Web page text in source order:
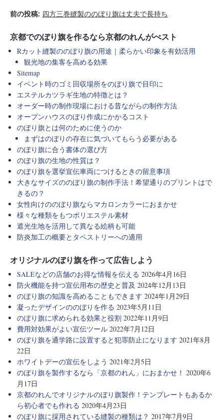
前の投稿: 四方三巻縫製ののぼり旗は丈夫で長持ち
京都でのぼり旗を作るなら京都のれんがべスト
Rカット縫製ののぼり旗の用途｜柔らかい印象を有効活用
観光地の集客を高める効果
Sitemap
イベント時のゴミ回収場所をのぼり旗で目印に
エステルカツラギ生地の特徴とは？
オーダー時の制作現場における昔ながらの制作方法
オープンハウスのぼり作成にかかるコスト
のぼり旗とは何のために使うのか
まずはのぼりの存在に気づいてもらう必要がある
のぼり旗に合う書体の選び方
のぼり旗の生地の性質は？
のぼり旗を選挙宣伝車両につけるときの留意事項
大きなサイズののぼり旗の制作手法！希望通りのプリントはで
きるの？
女性向けののぼり旗ならマカロンカラーにおまかせ
様々な種類をもつポリエステル素材
遮光生地を活用して異なる絵柄も可能
防炎加工の概要とタペストリーへの適用
オリジナルのぼり旗を作って広告しよう
SALEなどの店舗のお得な情報を伝える 2026年4月16日
防火機能を持つ宣伝用布の歴史と普及 2024年12月13日
のぼり旗の知識を高めることもできます 2024年1月29日
凝ったデザインののぼりを作る 2023年5月11日
のぼり旗に求められる効果と役割 2022年11月9日
費用対効果がよい宣伝ツール 2022年7月12日
のぼり旗を通学路に設置すると犯罪防止になります 2021年8月
22日
ホワイトデーの宣伝をしよう 2021年2月5日
のぼり旗を製作するなら「京都のれん」におまかせ！ 2020年6
月17日
京都のれんでオリジナルのぼり旗製作！テンプレートもあるか
ら初心者でも作れる 2020年4月23日
のぼり旗に採用されている縫製の種類は？ 2017年7月9日